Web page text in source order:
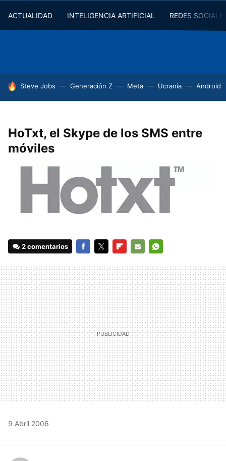
ACTUALIDAD INTELIGENCIA ARTIFICIAL REDES
HOY SE HABLA DE
Steve Jobs Generación Z Meta Ucrania Android
HoTxt, el Skype de los SMS entre
móviles
2 comentarios
MAIL
9 Abril 2006